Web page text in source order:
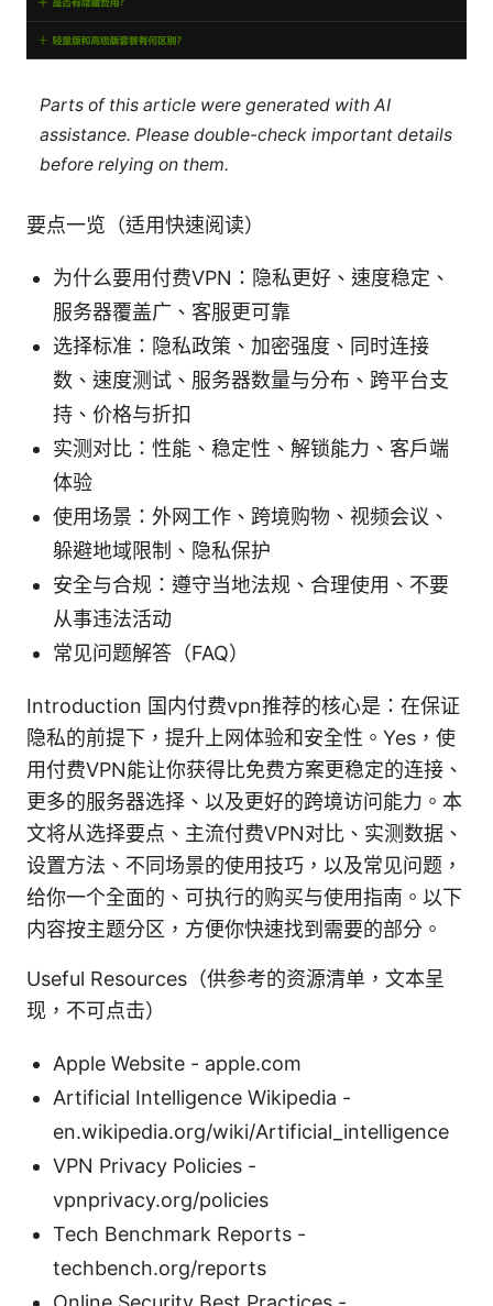
Parts of this article were generated with AI
assistance. Please double-check important details
before relying on them.
要点一览（适用快速阅读）
为什么要用付费VPN：隐私更好、速度稳定、
服务器覆盖广、客服更可靠
选择标准：隐私政策、加密强度、同时连接
数、速度测试、服务器数量与分布、跨平台支
持、价格与折扣
实测对比：性能、稳定性、解锁能力、客户端
体验
使用场景：外网工作、跨境购物、视频会议、
躲避地域限制、隐私保护
安全与合规：遵守当地法规、合理使用、不要
从事违法活动
常见问题解答（FAQ）
Introduction 国内付费vpn推荐的核心是：在保证
隐私的前提下，提升上网体验和安全性。Yes，使
用付费VPN能让你获得比免费方案更稳定的连接、
更多的服务器选择、以及更好的跨境访问能力。本
文将从选择要点、主流付费VPN对比、实测数据、
设置方法、不同场景的使用技巧，以及常见问题，
给你一个全面的、可执行的购买与使用指南。以下
内容按主题分区，方便你快速找到需要的部分。
Useful Resources（供参考的资源清单，文本呈
现，不可点击）
Apple Website - apple.com
Artificial Intelligence Wikipedia -
en.wikipedia.org/wiki/Artificial_intelligence
VPN Privacy Policies -
vpnprivacy.org/policies
Tech Benchmark Reports -
techbench.org/reports